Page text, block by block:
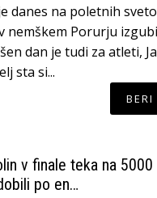
danes na poletnih
nemškem Porurju
dan je tudi za atleti,
sta si...
BERI
v finale teka na 5000
po en…